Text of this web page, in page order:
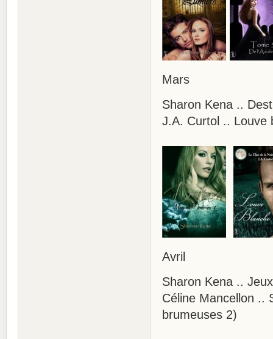
Mars
Sharon Kena ..
J.A. Curtol .. Louve
Avril
Sharon Kena ..
Céline Mancellon ..
brumeuses 2)